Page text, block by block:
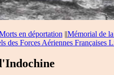
en déportation ||Mémorial de
des Forces Aériennes Françaises